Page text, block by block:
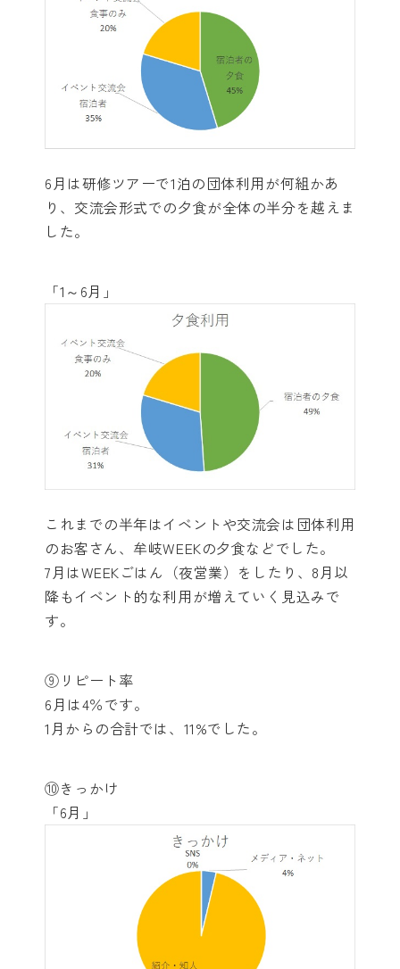
6月は研修ツアーで1泊の団体利用が何組かあ
り、交流会形式での夕食が全体の半分を越えま
した。
「1～6月」
これまでの半年はイベントや交流会は団体利用
のお客さん、牟岐WEEKの夕食などでした。
7月はWEEKごはん（夜営業）をしたり、8月以
降もイベント的な利用が増えていく見込みで
す。
⑨リピート率
6月は4％です。
1月からの合計では、11%でした。
⑩きっかけ
「6月」